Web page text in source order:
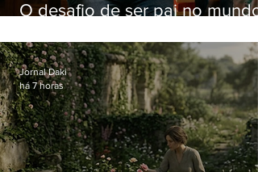
O desafio de ser pai no mundo
Jornal Daki
há 7 horas